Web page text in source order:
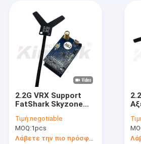
2.2G VRX Support
FatShark Skyzone
with 8 Channels
Receiver Module
Τιμή:negotiable
MOQ:1pcs
Λάβετε την πιο πρόσφατη τιμή